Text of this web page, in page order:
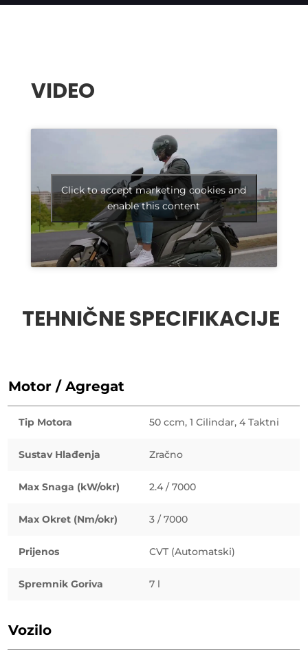
VIDEO
Click to accept marketing cookies and
enable this content
TEHNIČNE SPECIFIKACIJE
Motor / Agregat
Tip Motora 50 ccm, 1 Cilindar, 4 Taktni
Sustav Hlađenja Zračno
Max Snaga (kW/okr) 2.4 / 7000
Max Okret (Nm/okr) 3 / 7000
Prijenos CVT (Automatski)
Spremnik Goriva 7 l
Vozilo